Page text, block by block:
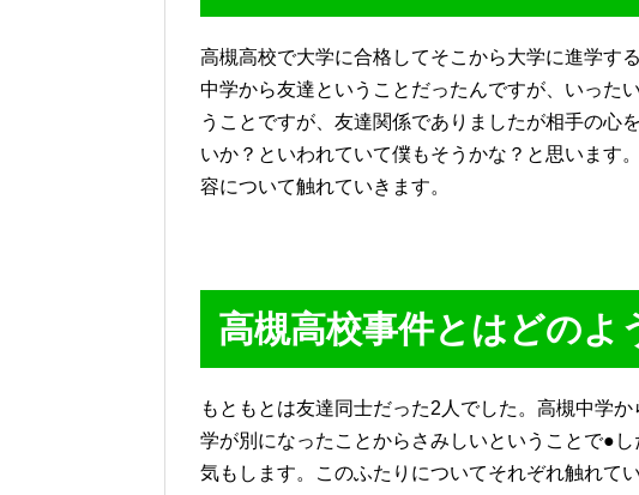
高槻高校で大学に合格してそこから大学に進学す
中学から友達ということだったんですが、いった
うことですが、友達関係でありましたが相手の心
いか？といわれていて僕もそうかな？と思います
容について触れていきます。
高槻高校事件とはどのよ
もともとは友達同士だった2人でした。高槻中学
学が別になったことからさみしいということで●
気もします。このふたりについてそれぞれ触れてい